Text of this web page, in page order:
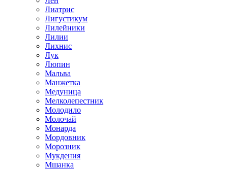
Лиатрис
Лигустикум
Лилейники
Лилии
Лихнис
Лук
Люпин
Мальва
Манжетка
Медуница
Мелколепестник
Молодило
Молочай
Монарда
Мордовник
Морозник
Мукдения
Мшанка